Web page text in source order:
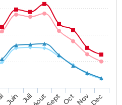
Juin JuilAoutSept OctNovDec